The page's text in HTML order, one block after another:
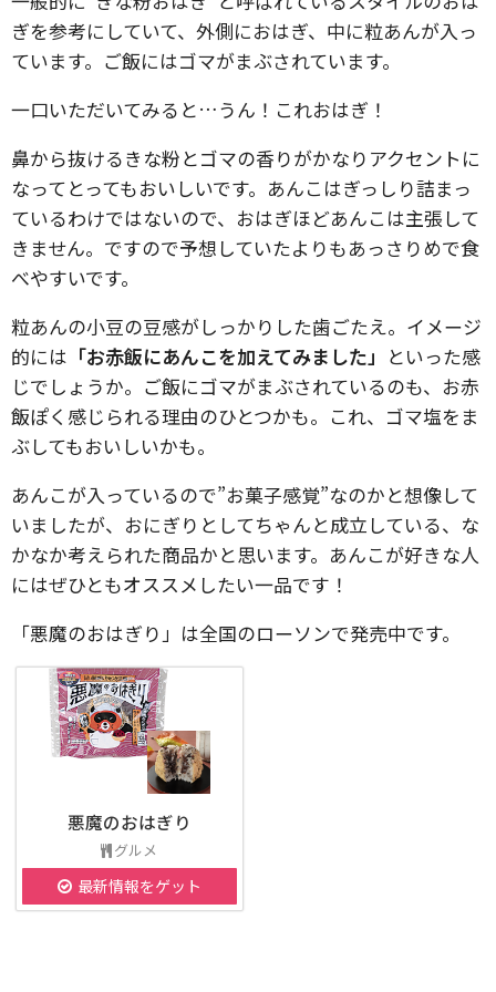
ぎを参考にしていて、外側におはぎ、中に粒あんが入っ
ています。ご飯にはゴマがまぶされています。
一口いただいてみると…うん！これおはぎ！
鼻から抜けるきな粉とゴマの香りがかなりアクセントに
なってとってもおいしいです。あんこはぎっしり詰まっ
ているわけではないので、おはぎほどあんこは主張して
きません。ですので予想していたよりもあっさりめで食
べやすいです。
粒あんの小豆の豆感がしっかりした歯ごたえ。イメージ
的には 「お赤飯にあんこを加えてみました」 といった感
じでしょうか。ご飯にゴマがまぶされているのも、お赤
飯ぽく感じられる理由のひとつかも。これ、ゴマ塩をま
ぶしてもおいしいかも。
あんこが入っているので”お菓子感覚”なのかと想像して
いましたが、おにぎりとしてちゃんと成立している、な
かなか考えられた商品かと思います。あんこが好きな人
にはぜひともオススメしたい一品です！
「悪魔のおはぎり」は全国のローソンで発売中です。
悪魔のおはぎり
グルメ
最新情報をゲット